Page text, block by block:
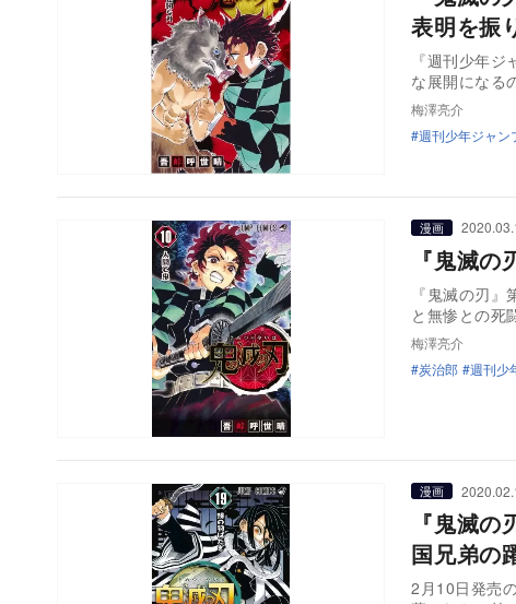
表明を振
『週刊少年
な展開になる
梅澤亮介
週刊少年ジャン
漫画
『鬼滅
『鬼滅の刃
と無惨との死
梅澤亮介
炭治郎
週刊少
漫画
『鬼滅
国兄弟の
2月10日発売